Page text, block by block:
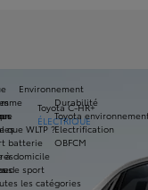
Toyota C-HR+
ÉLECTRIQUE
de sport
les catégories
que WLTP ?
batterie
à domicile
Environnement
Durabilité
Toyota
Electrification
OBFCM